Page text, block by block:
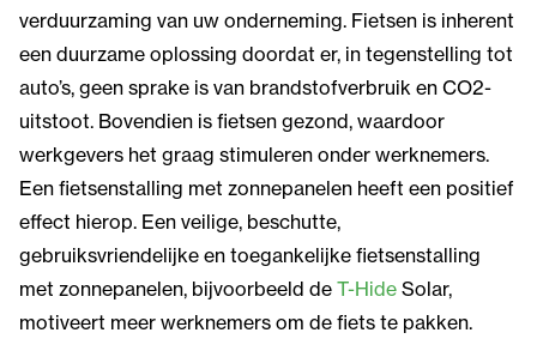
verduurzaming van uw onderneming. Fietsen is inherent
een duurzame oplossing doordat er, in tegenstelling tot
auto’s, geen sprake is van brandstofverbruik en CO2-
uitstoot. Bovendien is fietsen gezond, waardoor
werkgevers het graag stimuleren onder werknemers.
Een fietsenstalling met zonnepanelen heeft een positief
effect hierop. Een veilige, beschutte,
gebruiksvriendelijke en toegankelijke fietsenstalling
met zonnepanelen, bijvoorbeeld de T-Hide Solar,
motiveert meer werknemers om de fiets te pakken.